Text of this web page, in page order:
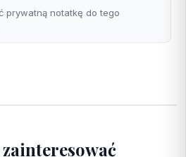
prywatną notatkę do tego